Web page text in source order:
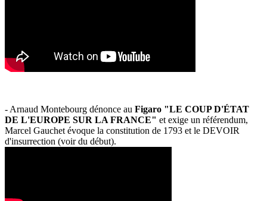
- Arnaud Montebourg dénonce au Figaro "LE COUP D'ÉTAT
DE L'EUROPE SUR LA FRANCE" et exige un référendum,
Marcel Gauchet évoque la constitution de 1793 et le DEVOIR
d'insurrection (voir du début).